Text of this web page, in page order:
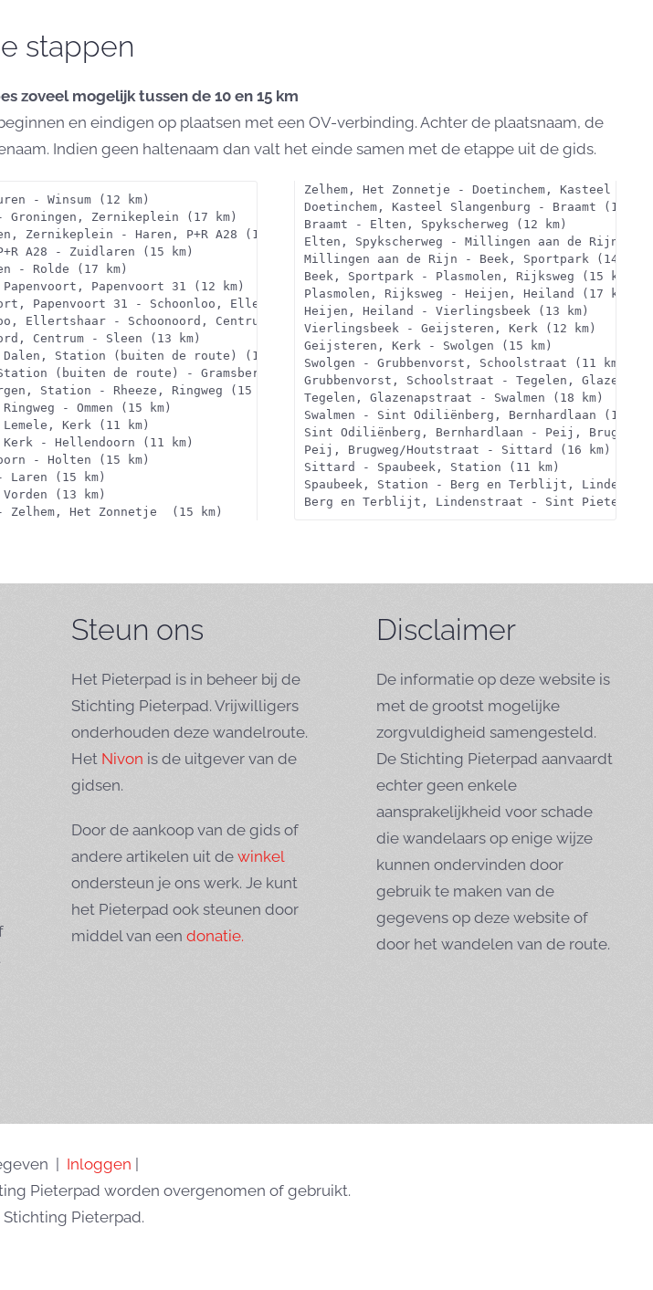
stappen
zoveel mogelijk tussen de 10 en 15 km
en eindigen op plaatsen met een OV-verbinding. Achter de plaatsnaam, de
Indien geen haltenaam dan valt het einde samen met de etappe uit de gids.
- Winsum (12 km)
- Groningen, Zernikeplein (17 km)
Zernikeplein - Haren, P+R A28 (13 km)
A28 - Zuidlaren (15 km)
- Rolde (17 km)
Papenvoort 31 (12 km)
Papenvoort 31 - Schoonloo, Ellertshaar (9 km)
Ellertshaar - Schoonoord, Centrum (10 km)
Centrum - Sleen (13 km)
Station (buiten de route) (16 km)
(buiten de route) - Gramsbergen, Station (16 km)
Station - Rheeze, Ringweg (15 km)
- Ommen (15 km)
Lemele, Kerk (11 km)
Kerk - Hellendoorn (11 km)
- Holten (15 km)
Laren (15 km)
(13 km)
Zelhem, Het Zonnetje  (15 km)
Zelhem, Het Zonnetje - Doetinchem, Kasteel
Doetinchem, Kasteel Slangenburg - Braamt (11
Braamt - Elten, Spykscherweg (12 km)
Elten, Spykscherweg - Millingen aan de Rijn (13
Millingen aan de Rijn - Beek, Sportpark (14 km)
Beek, Sportpark - Plasmolen, Rijksweg (15 km)
Plasmolen, Rijksweg - Heijen, Heiland (17 km)
Heijen, Heiland - Vierlingsbeek (13 km)
Vierlingsbeek - Geijsteren, Kerk (12 km)
Geijsteren, Kerk - Swolgen (15 km)
Swolgen - Grubbenvorst, Schoolstraat (11 km)
Grubbenvorst, Schoolstraat - Tegelen,
Tegelen, Glazenapstraat - Swalmen (18 km)
Swalmen - Sint Odiliënberg, Bernhardlaan (16
Sint Odiliënberg, Bernhardlaan - Peij, Brugweg/
Peij, Brugweg/Houtstraat - Sittard (16 km)
Sittard - Spaubeek, Station (11 km)
Spaubeek, Station - Berg en Terblijt,
Berg en Terblijt, Lindenstraat - Sint
Steun ons
Het Pieterpad is in beheer bij de
Stichting Pieterpad. Vrijwilligers
onderhouden deze wandelroute.
Het Nivon is de uitgever van de
gidsen.
Door de aankoop van de gids of
andere artikelen uit de winkel
ondersteun je ons werk. Je kunt
het Pieterpad ook steunen door
middel van een donatie.
Disclaimer
De informatie op deze website is
met de grootst mogelijke
zorgvuldigheid samengesteld.
De Stichting Pieterpad aanvaardt
echter geen enkele
aansprakelijkheid voor schade
die wandelaars op enige wijze
kunnen ondervinden door
gebruik te maken van de
gegevens op deze website of
door het wandelen van de route.
| Inloggen |
Pieterpad worden overgenomen of gebruikt.
Pieterpad.